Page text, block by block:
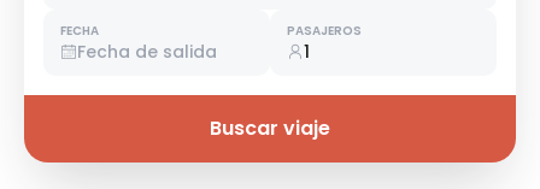
FECHA
Fecha de salida
PASAJEROS
1
Buscar viaje